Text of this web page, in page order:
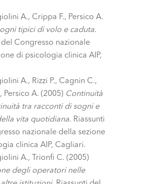
A., Crippa F., Persico A.
tipici di volo e caduta.
del Congresso nazionale
di psicologia clinica AIP,
A., Rizzi P., Cagnin C.,
Persico A. (2005) Continuità
tra racconti di sogni e
vita quotidiana. Riassunti
nazionale della sezione
clinica AIP, Cagliari.
A., Trionfi C. (2005)
degli operatori nelle